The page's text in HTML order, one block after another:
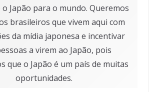
Japão para o mundo. Queremos
brasileiros que vivem aqui com
da mídia japonesa e incentivar
a virem ao Japão, pois
que o Japão é um país de muitas
oportunidades.